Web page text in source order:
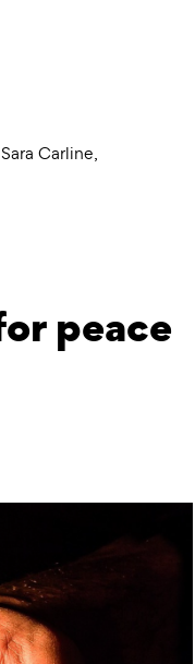
Sara Carline,
peace